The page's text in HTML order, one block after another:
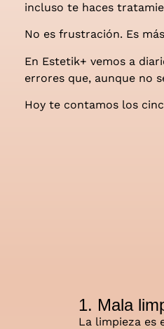
incluso te haces
No es frustración. Es
En Estetik+ vemos a
errores que, aunque no
Hoy te contamos los
1. Mala
La limpieza es